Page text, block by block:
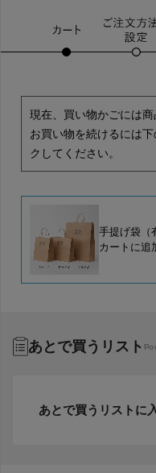
現在、買い物かごには商
お買い物を続けるには
クしてください。
手提げ袋（
カートに追
あとで買うリスト
あとで買うリストに